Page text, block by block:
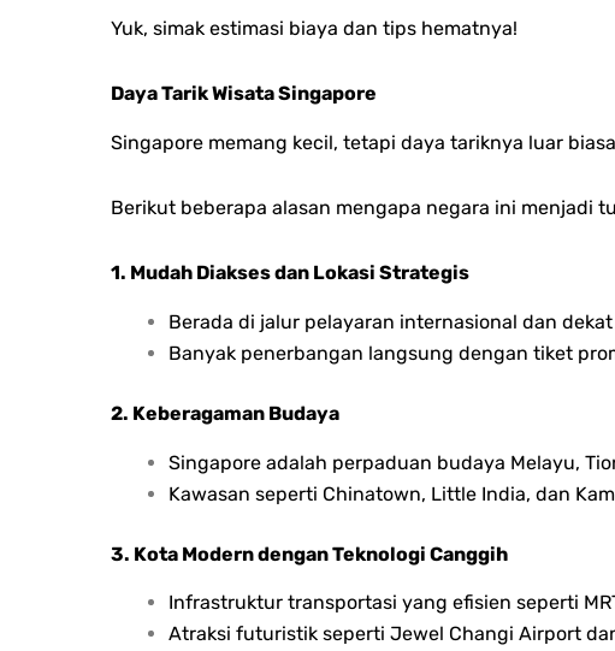
Yuk, simak estimasi biaya dan tips hematnya!
Daya Tarik Wisata Singapore
Singapore memang kecil, tetapi daya tariknya luar
Berikut beberapa alasan mengapa negara ini menjadi
1. Mudah Diakses dan Lokasi Strategis
Berada di jalur pelayaran internasional dan
Banyak penerbangan langsung dengan tiket
2. Keberagaman Budaya
Singapore adalah perpaduan budaya Melayu,
Kawasan seperti Chinatown, Little India, dan
3. Kota Modern dengan Teknologi Canggih
Infrastruktur transportasi yang efisien seperti
Atraksi futuristik seperti Jewel Changi Airport